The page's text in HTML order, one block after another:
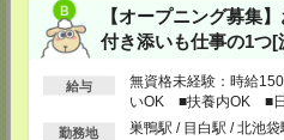
【オープニング募集
付き添いも仕事の1つ[
給与
無資格未経験：時給
いOK ■扶養内OK ■
以上
勤務地 巣鴨駅 / 目白駅 / 北池袋
メディカルケア事業部 横浜オフィ
神奈川県横浜市保土ケ谷区神戸町134
TEL：0120-901-799
tenshoku@nikken-ts.jp
担当：採用担当